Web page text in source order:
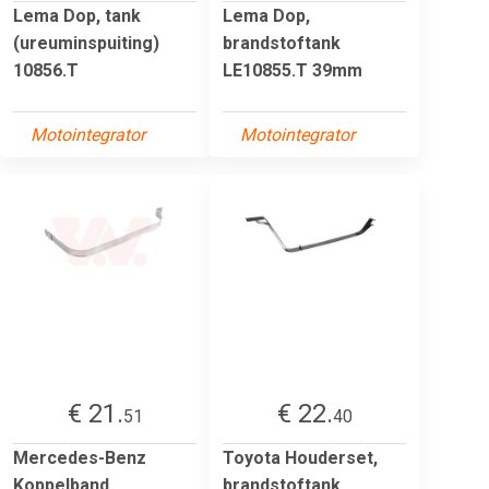
Lema Dop, tank
(ureuminspuiting)
10856.T
Motointegrator
Lema Dop,
brandstoftank
LE10855.T 39mm
Motointegrator
€ 21.51
Mercedes-Benz
€ 22.40
Toyota Houderset,